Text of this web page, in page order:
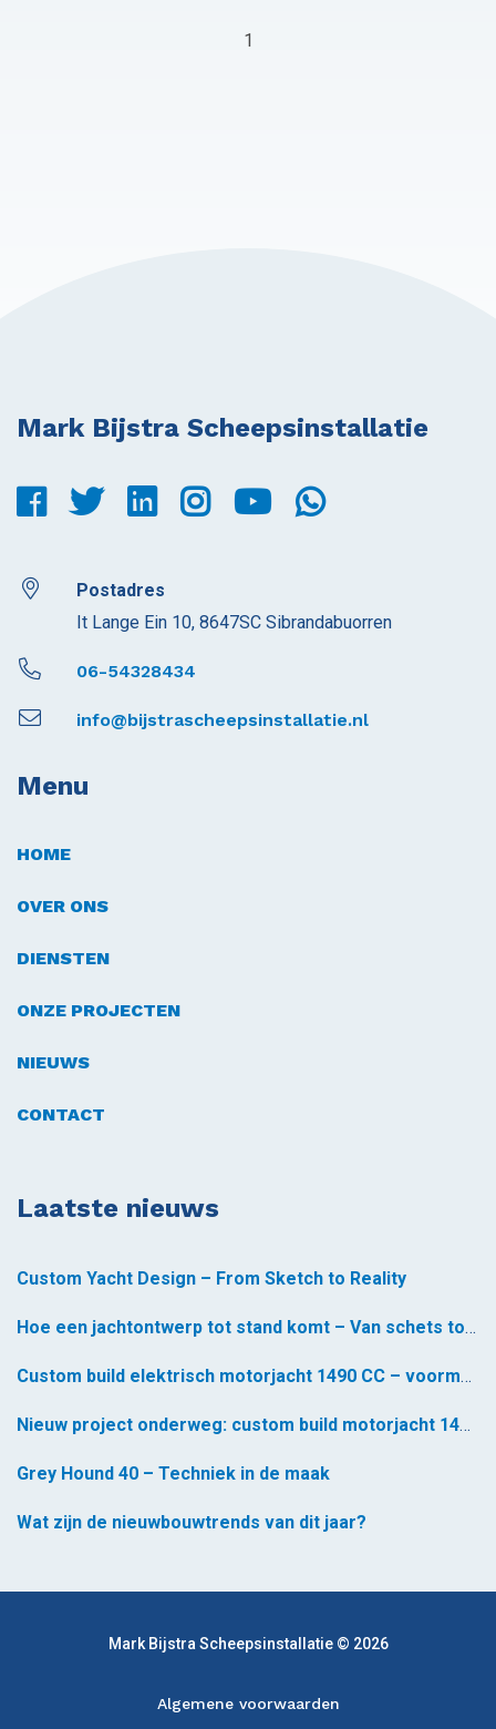
1
Mark Bijstra Scheepsinstallatie
Postadres
It Lange Ein 10, 8647SC Sibrandabuorren
06-54328434
info@bijstrascheepsinstallatie.nl
Menu
HOME
OVER ONS
DIENSTEN
ONZE PROJECTEN
NIEUWS
CONTACT
Laatste nieuws
Custom Yacht Design – From Sketch to Reality
Hoe een jachtontwerp tot stand komt – Van schets tot realiteit *
Custom build elektrisch motorjacht 1490 CC – voormontage gestart
Nieuw project onderweg: custom build motorjacht 1490 CC
Grey Hound 40 – Techniek in de maak
Wat zijn de nieuwbouwtrends van dit jaar?
Mark Bijstra Scheepsinstallatie © 2026
Algemene voorwaarden